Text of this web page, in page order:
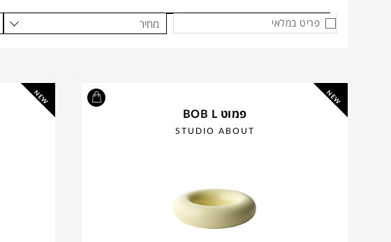
פריט במלאי מחיר
NEW
פמוט BOB L
STUDIO ABOUT
NEW